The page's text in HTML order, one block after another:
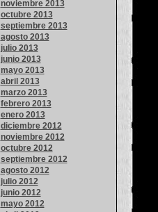
noviembre 2013
octubre 2013
septiembre 2013
agosto 2013
julio 2013
junio 2013
mayo 2013
abril 2013
marzo 2013
febrero 2013
enero 2013
diciembre 2012
noviembre 2012
octubre 2012
septiembre 2012
agosto 2012
julio 2012
junio 2012
mayo 2012